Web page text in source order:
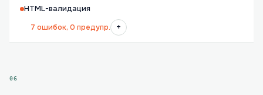
HTML-валидация
7 ошибок, 0 предупр.
+
06